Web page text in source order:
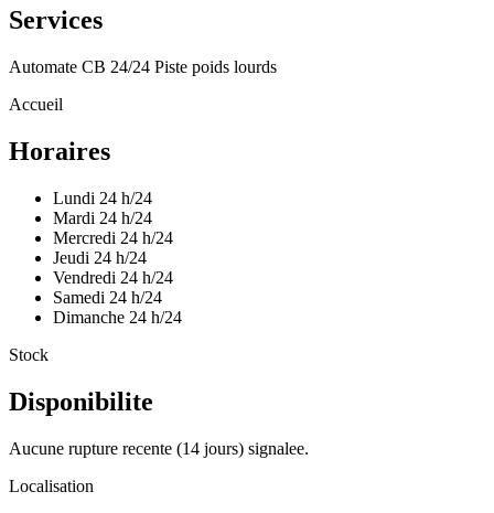
Services
Automate CB 24/24 Piste poids lourds
Accueil
Horaires
Lundi 24 h/24
Mardi 24 h/24
Mercredi 24 h/24
Jeudi 24 h/24
Vendredi 24 h/24
Samedi 24 h/24
Dimanche 24 h/24
Stock
Disponibilite
Aucune rupture recente (14 jours) signalee.
Localisation